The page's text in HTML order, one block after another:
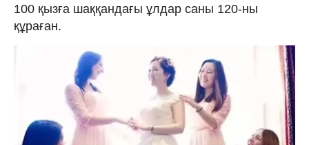
100 қызға шаққандағы ұлдар саны 120-ны
құраған.